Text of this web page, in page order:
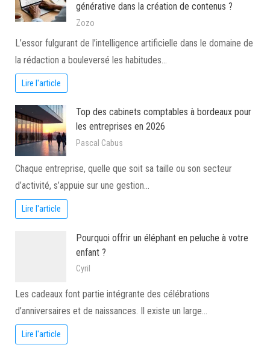
générative dans la création de contenus ?
Zozo
L’essor fulgurant de l’intelligence artificielle dans le domaine de
la rédaction a bouleversé les habitudes…
Lire l'article
Top des cabinets comptables à bordeaux pour
les entreprises en 2026
Pascal Cabus
Chaque entreprise, quelle que soit sa taille ou son secteur
d’activité, s’appuie sur une gestion…
Lire l'article
Pourquoi offrir un éléphant en peluche à votre
enfant ?
Cyril
Les cadeaux font partie intégrante des célébrations
d’anniversaires et de naissances. Il existe un large…
Lire l'article